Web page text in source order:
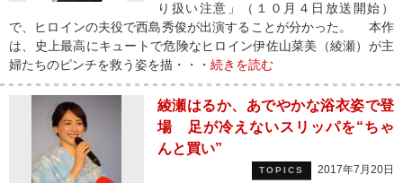
り扱い注意」（１０月４日放送開始）
で、ヒロインの夫役で西島秀俊が出演することが分かった。 本作
は、史上最高にキュートで危険なヒロイン伊佐山菜美（綾瀬）が主
婦たちのピンチを救う姿を描・・・ 続きを読む
綾瀬はるか、あでやかな浴衣姿で登
場 足が冷えないスリッパを“ちゃ
んと買い”
TOPICS 2017年7月20日